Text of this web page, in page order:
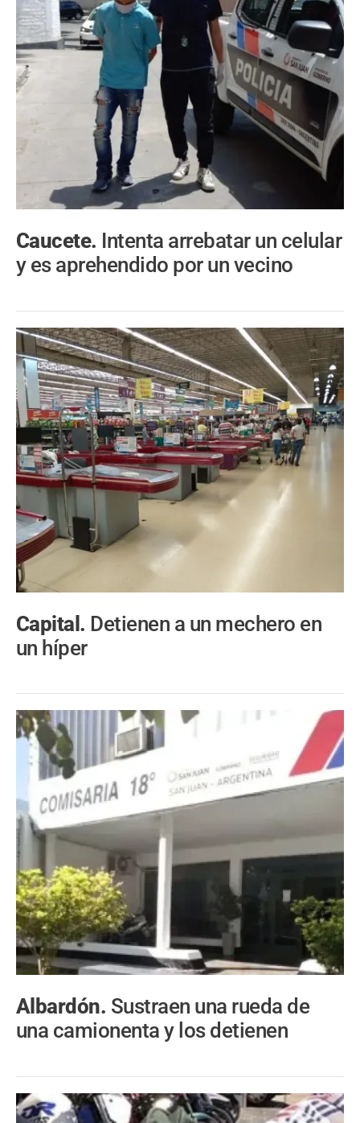
Caucete. Intenta arrebatar un celular
y es aprehendido por un vecino
Capital. Detienen a un mechero en
un híper
Albardón. Sustraen una rueda de
una camionenta y los detienen